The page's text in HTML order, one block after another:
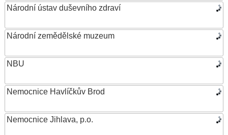
Národní ústav duševního zdraví
Národní zemědělské muzeum
NBU
Nemocnice Havlíčkův Brod
Nemocnice Jihlava, p.o.